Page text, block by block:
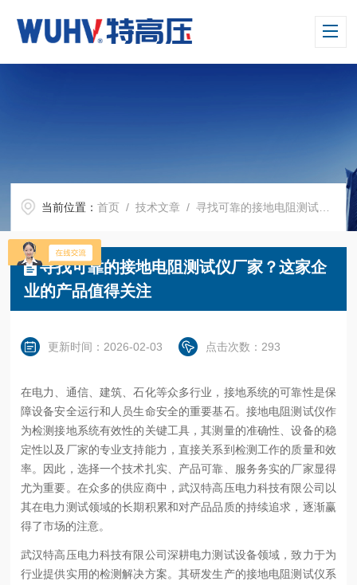
当前位置：首页 /技术文章 / 寻找可靠的接地电阻测试仪厂家？这家企业的产品值得关注
寻找可靠的接地电阻测试仪厂家？这家企
业的产品值得关注
更新时间：2026-02-03 点击次数：293
在电力、通信、建筑、石化等众多行业，接地系统的可靠性是保
障设备安全运行和人员生命安全的重要基石。接地电阻测试仪作
为检测接地系统有效性的关键工具，其测量的准确性、设备的稳
定性以及厂家的专业支持能力，直接关系到检测工作的质量和效
率。因此，选择一个技术扎实、产品可靠、服务务实的厂家显得
尤为重要。在众多的供应商中，武汉特高压电力科技有限公司以
其在电力测试领域的长期积累和对产品品质的持续追求，逐渐赢
得了市场的注意。
武汉特高压电力科技有限公司深耕电力测试设备领域，致力于为
行业提供实用的检测解决方案。其研发生产的接地电阻测试仪系